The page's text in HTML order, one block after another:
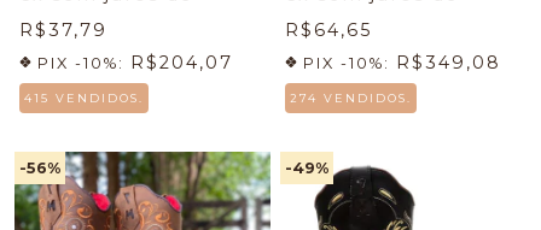
R$37,79
PIX -10%: R$204,07
415 VENDIDOS.
R$64,65
PIX -10%: R$349,08
274 VENDIDOS.
-56% -49%